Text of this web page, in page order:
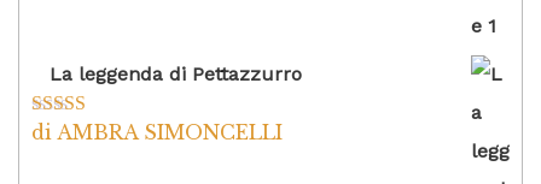
La leggenda di Pettazzurro
Valutato5su
di AMBRA SIMONCELLI